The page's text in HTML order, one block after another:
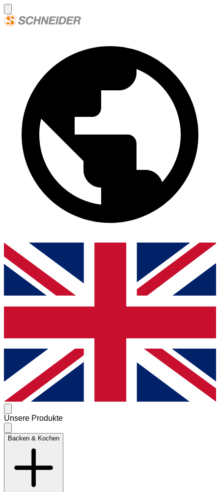
Unsere Produkte
Backen & Kochen